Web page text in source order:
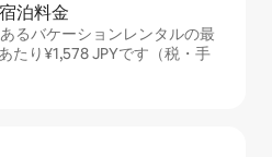
泊⁠料⁠金
るバケーションレンタルの最
たり¥1,578 JPYです（税・手